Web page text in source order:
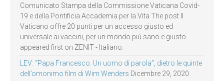
Comunicato Stampa della Commissione Vaticana Covid-
19 e della Pontificia Accademia per la Vita The post Il
Vaticano offre 20 punti per un accesso giusto ed
universale ai vaccini, per un mondo più sano e giusto
appeared first on ZENIT - Italiano.
LEV: “Papa Francesco. Un uomo di parola”, dietro le quinte
dell’omonimo film di Wim Wenders Dicembre 29, 2020